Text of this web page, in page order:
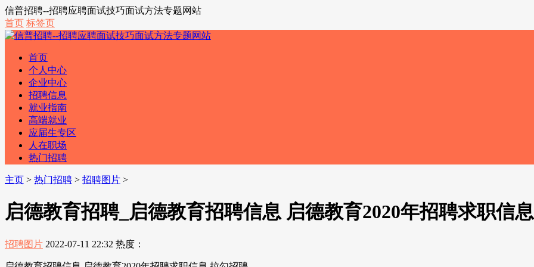
信普招聘--招聘应聘面试技巧面试方法专题网站
首页 标签页
首页
个人中心
企业中心
招聘信息
就业指南
高端就业
应届生专区
人在职场
热门招聘
主页 > 热门招聘 > 招聘图片 >
启德教育招聘_启德教育招聘信息 启德教育2020年招聘求职信
招聘图片 2022-07-11 22:32 热度：